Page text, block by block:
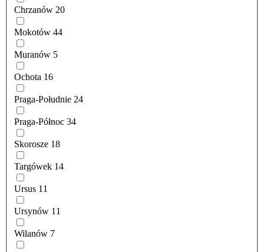
Chrzanów 20
Mokotów 44
Muranów 5
Ochota 16
Praga-Południe 24
Praga-Północ 34
Skorosze 18
Targówek 14
Ursus 11
Ursynów 11
Wilanów 7